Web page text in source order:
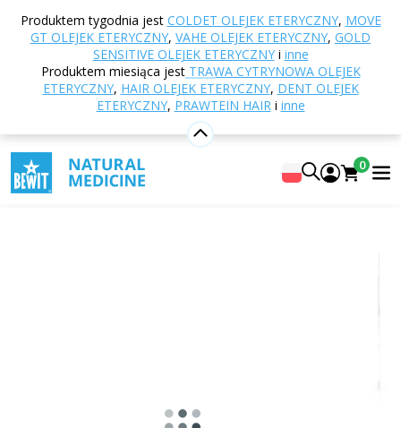
Produktem tygodnia jest COLDET OLEJEK ETERYCZNY, MOVE
GT OLEJEK ETERYCZNY, VAHE OLEJEK ETERYCZNY, GOLD
SENSITIVE OLEJEK ETERYCZNYi inne
Produktem miesiąca jest TRAWA CYTRYNOWA OLEJEK
ETERYCZNY, HAIR OLEJEK ETERYCZNY, DENT OLEJEK
ETERYCZNY, PRAWTEIN HAIRi inne
0
Strona główna
Pielęgnacja ciała
Olejki do ciała
MASSAGE KIDS
Body Oil Serum
MASSAGE KIDS Body Oil Serum
Serum olejowe do masażu ciała
0 Dodaj własną ocenę